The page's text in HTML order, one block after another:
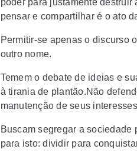
poder para justamente
pensar e compartilhar é o ato
Permitir-se apenas o discurso
outro nome.
Temem o debate de ideias e
à tirania de plantão.Não
manutenção de seus
Buscam segregar a
para isto: dividir para